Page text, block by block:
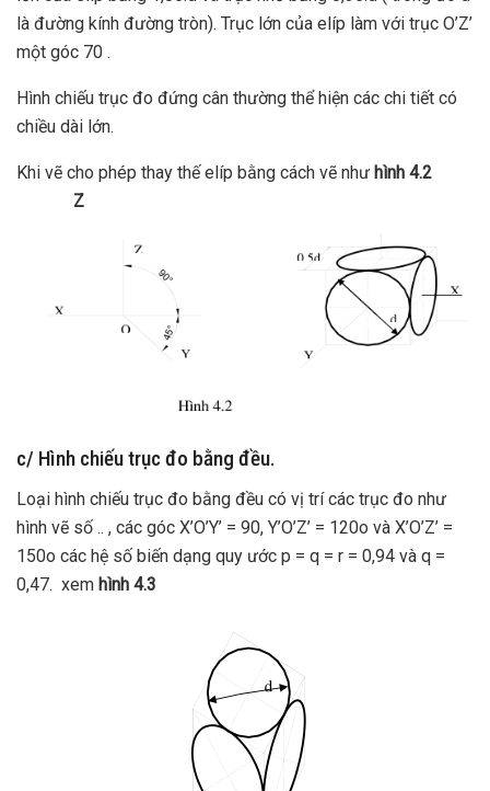
là đường kính đường tròn). Trục lớn của elíp làm với trục O’Z’
một góc 70 .
Hình chiếu trục đo đứng cân thường thể hiện các chi tiết có
chiều dài lớn.
Khi vẽ cho phép thay thế elíp bằng cách vẽ như hình 4.2
Z
c/ Hình chiếu trục đo bằng đều.
Loại hình chiếu trục đo bằng đều có vị trí các trục đo như
hình vẽ số .. , các góc X’O’Y’ = 90, Y’O’Z’ = 120o và X’O’Z’ =
150o các hệ số biến dạng quy ước p = q = r = 0,94 và q =
0,47. xem hình 4.3